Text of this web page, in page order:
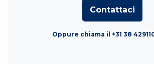
Contattaci
Oppure chiama il +31 38